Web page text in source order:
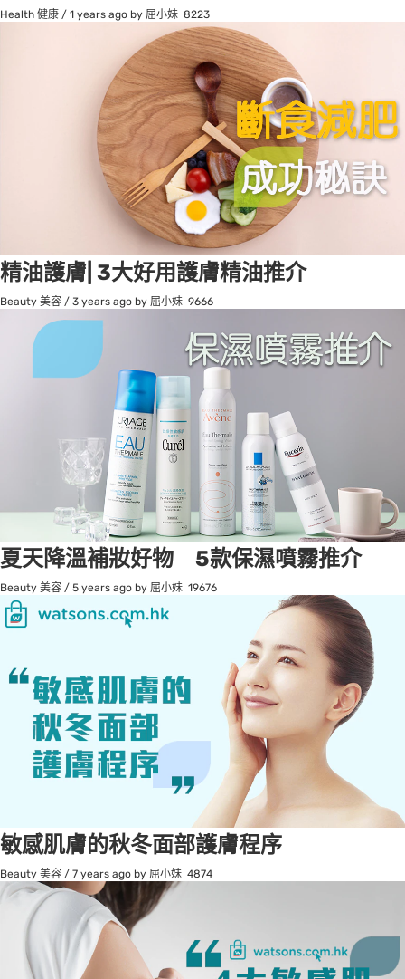
Health 健康 / 1 years ago by 屈小妹 8223
精油護膚| 3大好用護膚精油推介
Beauty 美容 / 3 years ago by 屈小妹 9666
夏天降溫補妝好物 5款保濕噴霧推介
Beauty 美容 / 5 years ago by 屈小妹 19676
敏感肌膚的秋冬面部護膚程序
Beauty 美容 / 7 years ago by 屈小妹 4874